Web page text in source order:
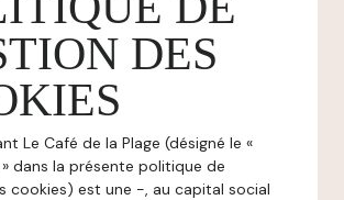
DES
Le Café de la Plage (désigné le «
dans la présente politique de
cookies) est une -, au capital social